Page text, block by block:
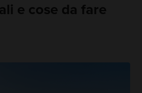
e cose da fare